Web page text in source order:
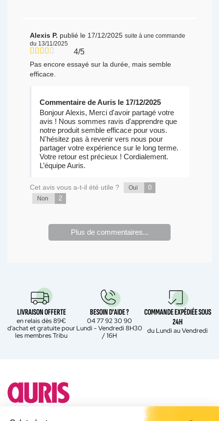
Alexis P. publié le 17/12/2025 suite à une commande
du 13/11/2025
4/5
Pas encore essayé sur la durée, mais semble
efficace.
Commentaire de Auris le 17/12/2025
Bonjour Alexis, Merci d'avoir partagé votre
avis ! Nous sommes ravis d'apprendre que
notre produit semble efficace pour vous.
N'hésitez pas à revenir vers nous pour
partager votre expérience sur le long terme.
Votre retour est précieux ! Cordialement.
L’équipe Auris.
Cet avis vous a-t-il été utile ? Oui 0
Non 2
Plus de commentaires...
LIVRAISON OFFERTE
en relais dès 89€
d'achat et gratuite pour
les membres Tribu
BESOIN D'AIDE ?
04 77 92 30 90
Lundi - Vendredi 8H30
/ 16H
COMMANDE EXPÉDIÉE SOUS
24H
du Lundi au Vendredi